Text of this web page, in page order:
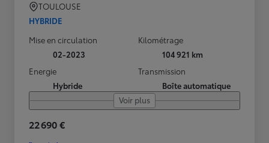
TOULOUSE
HYBRIDE
Mise en circulation
02-2023
Kilométrage
104 921 km
Energie
Hybride
Transmission
Boîte automatique
Voir plus
22 690 €